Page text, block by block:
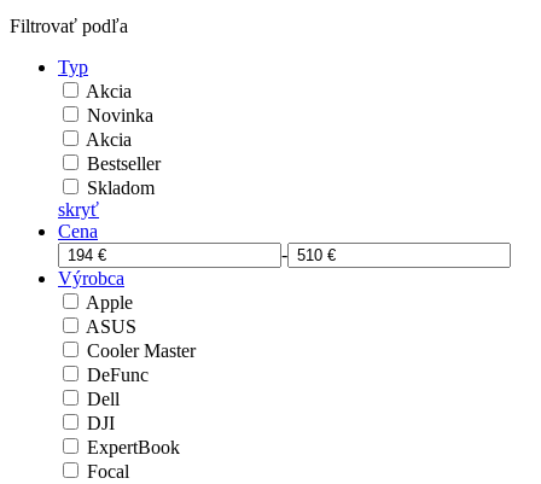
Filtrovať podľa
Typ
Akcia
Novinka
Akcia
Bestseller
Skladom
skryť
Cena
-
Výrobca
Apple
ASUS
Cooler Master
DeFunc
Dell
DJI
ExpertBook
Focal